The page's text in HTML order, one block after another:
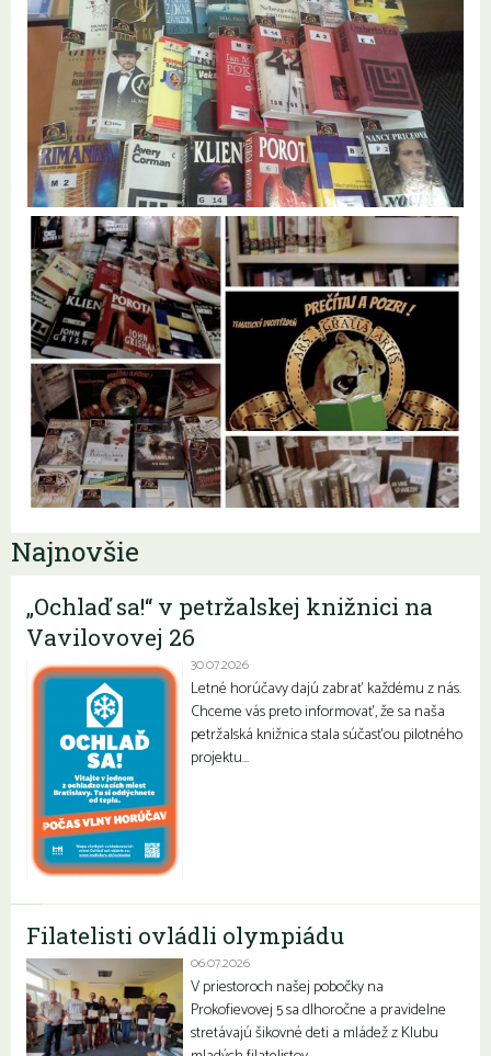
Najnovšie
„Ochlaď sa!“ v petržalskej knižnici na
Vavilovovej 26
30.07.2026
Letné horúčavy dajú zabrať každému z nás.
Chceme vás preto informovať, že sa naša
petržalská knižnica stala súčasťou pilotného
projektu…
Filatelisti ovládli olympiádu
06.07.2026
V priestoroch našej pobočky na
Prokofievovej 5 sa dlhoročne a pravidelne
stretávajú šikovné deti a mládež z Klubu